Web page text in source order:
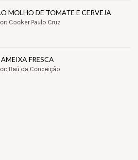
MOLHO DE TOMATE E CERVEJA
Cooker Paulo Cruz
FRESCA
Baú da Conceição